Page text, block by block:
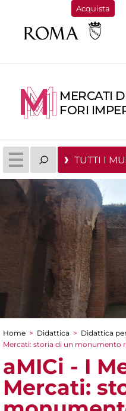
Acquista
MERCATI
FORI
TUTTI I
Tu sei qui
Home > Didattica > Didattica
Mercati: storia di un monumento
aMICi - I
Mercati: